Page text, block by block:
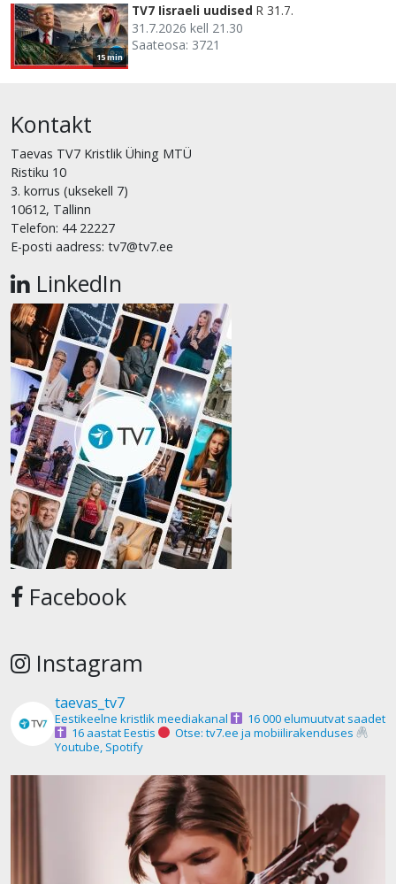
15 min
TV7 Iisraeli uudised R 31.7.
31.7.2026 kell 21.30
Saateosa: 3721
Kontakt
Taevas TV7 Kristlik Ühing MTÜ
Ristiku 10
3. korrus (uksekell 7)
10612, Tallinn
Telefon: 44 22227
E-posti aadress: tv7@tv7.ee
LinkedIn
Facebook
Instagram
taevas_tv7
Eestikeelne kristlik meediakanal
16 000 elumuutvat saadet
16 aastat Eestis
Otse: tv7.ee ja mobiilirakenduses
Youtube, Spotify